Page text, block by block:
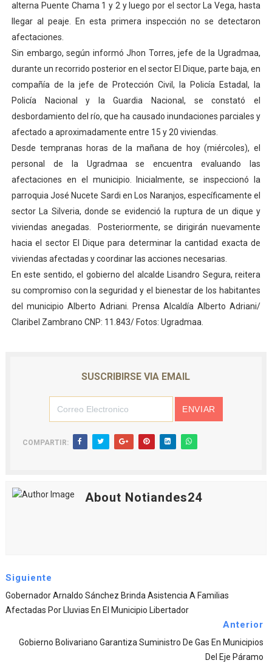
Expertos inspeccionan espacios del OAN para la
alterna Puente Chama 1 y 2 y luego por el sector La Vega, hasta
llegar al peaje. En esta primera inspección no se detectaron
afectaciones.
Sin embargo, según informó Jhon Torres, jefe de la Ugradmaa,
durante un recorrido posterior en el sector El Dique, parte baja, en
compañía de la jefe de Protección Civil, la Policía Estadal, la
Policía Nacional y la Guardia Nacional, se constató el
desbordamiento del río, que ha causado inundaciones parciales y
afectado a aproximadamente entre 15 y 20 viviendas.
Desde tempranas horas de la mañana de hoy (miércoles), el
personal de la Ugradmaa se encuentra evaluando las
afectaciones en el municipio. Inicialmente, se inspeccionó la
parroquia José Nucete Sardi en Los Naranjos, específicamente el
sector La Silveria, donde se evidenció la ruptura de un dique y
viviendas anegadas. Posteriormente, se dirigirán nuevamente
hacia el sector El Dique para determinar la cantidad exacta de
viviendas afectadas y coordinar las acciones necesarias.
En este sentido, el gobierno del alcalde Lisandro Segura, reitera
su compromiso con la seguridad y el bienestar de los habitantes
del municipio Alberto Adriani. Prensa Alcaldía Alberto Adriani/
Claribel Zambrano CNP: 11.843/ Fotos: Ugradmaa.
SUSCRIBIRSE VIA EMAIL
COMPARTIR:
About Notiandes24
Siguiente
Gobernador Arnaldo Sánchez Brinda Asistencia A Familias
Afectadas Por Lluvias En El Municipio Libertador
Anterior
Gobierno Bolivariano Garantiza Suministro De Gas En Municipios
Del Eje Páramo